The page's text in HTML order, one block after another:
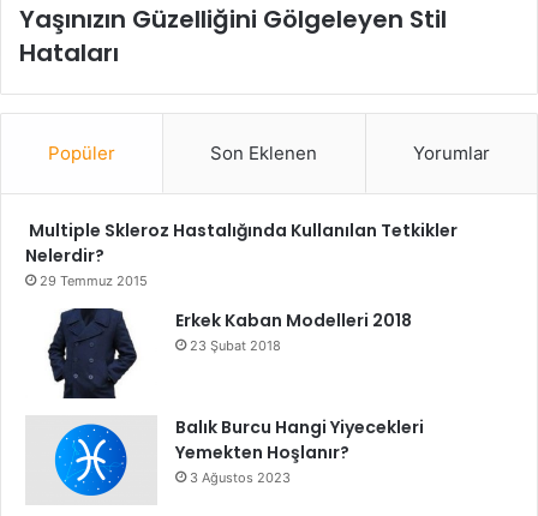
Yaşınızın Güzelliğini Gölgeleyen Stil
Hataları
Popüler Son Eklenen Yorumlar
Multiple Skleroz Hastalığında Kullanılan Tetkikler
Nelerdir?
29 Temmuz 2015
Erkek Kaban Modelleri 2018
23 Şubat 2018
Balık Burcu Hangi Yiyecekleri
Yemekten Hoşlanır?
3 Ağustos 2023